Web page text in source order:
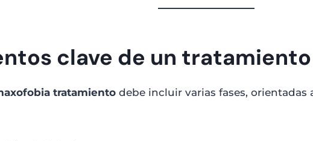
clave de un
tratamiento debe incluir varias fases,